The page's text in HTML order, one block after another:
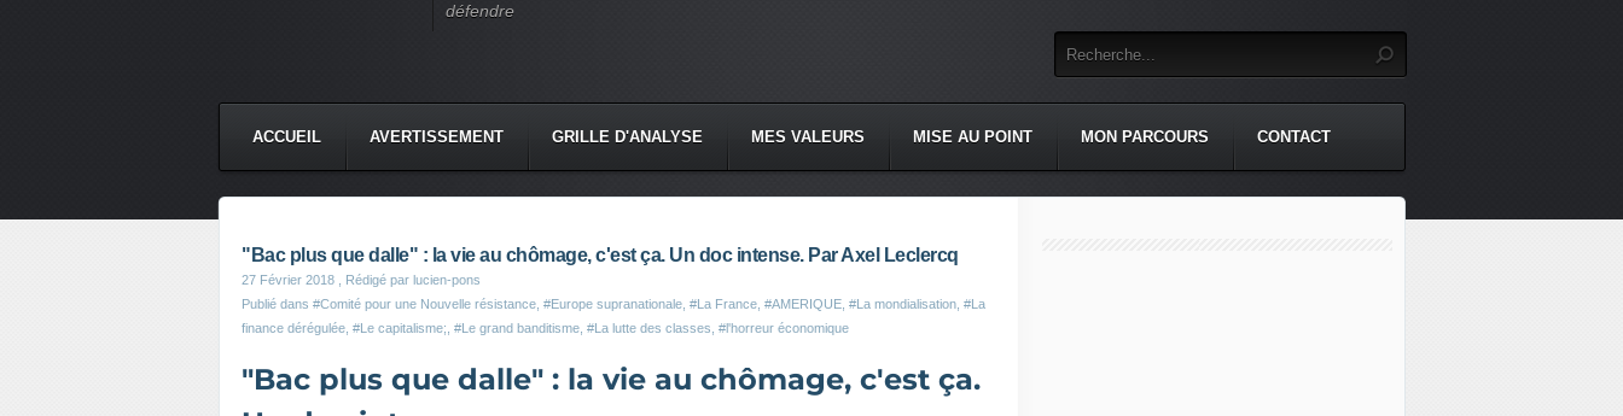
défendre
ACCUEIL AVERTISSEMENT GRILLE D'ANALYSE MES VALEURS MISE AU POINT MON PARCOURS CONTACT
"Bac plus que dalle" : la vie au chômage, c'est ça. Un doc intense. Par Axel Leclercq
27 Février 2018 , Rédigé par lucien-pons
Publié dans #Comité pour une Nouvelle résistance #Europe supranationale #La France #AMERIQUE #La mondialisation #La
finance dérégulée #Le capitalisme; #Le grand banditisme #La lutte des classes #l'horreur économique
"Bac plus que dalle" : la vie au chômage, c'est ça.